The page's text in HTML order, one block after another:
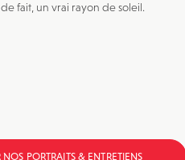
fait, un vrai rayon de soleil.
PORTRAITS & ENTRETIENS